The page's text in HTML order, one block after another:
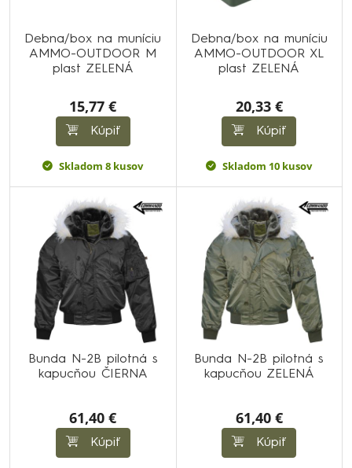
Debna/box na muníciu
AMMO-OUTDOOR M
plast ZELENÁ
15,77 €
Kúpiť
Skladom 8 kusov
Debna/box na muníciu
AMMO-OUTDOOR XL
plast ZELENÁ
20,33 €
Kúpiť
Skladom 10 kusov
Bunda N-2B pilotná s
kapucňou ČIERNA
61,40 €
Kúpiť
Bunda N-2B pilotná s
kapucňou ZELENÁ
61,40 €
Kúpiť